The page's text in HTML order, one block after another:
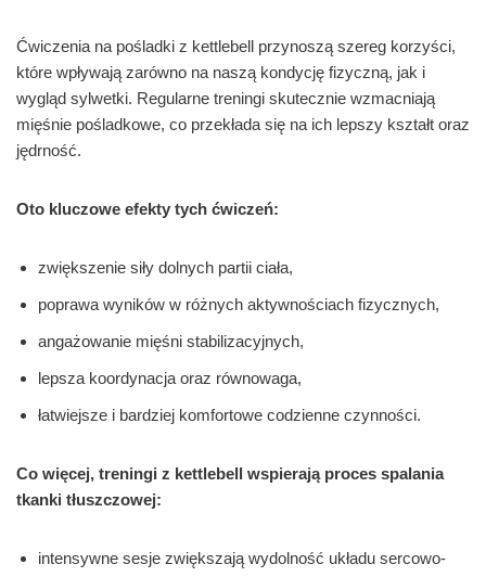
Ćwiczenia na pośladki z kettlebell przynoszą szereg korzyści,
które wpływają zarówno na naszą kondycję fizyczną, jak i
wygląd sylwetki. Regularne treningi skutecznie wzmacniają
mięśnie pośladkowe, co przekłada się na ich lepszy kształt oraz
jędrność.
Oto kluczowe efekty tych ćwiczeń:
zwiększenie siły dolnych partii ciała,
poprawa wyników w różnych aktywnościach fizycznych,
angażowanie mięśni stabilizacyjnych,
lepsza koordynacja oraz równowaga,
łatwiejsze i bardziej komfortowe codzienne czynności.
Co więcej, treningi z kettlebell wspierają proces spalania
tkanki tłuszczowej:
intensywne sesje zwiększają wydolność układu sercowo-